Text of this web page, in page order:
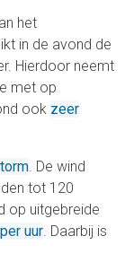
het
in de avond de
Hierdoor neemt
met op
ook zeer
. De wind
tot 120
op uitgebreide
uur. Daarbij is